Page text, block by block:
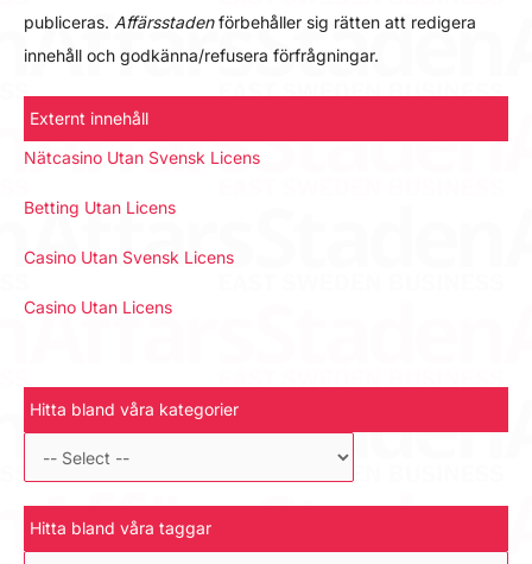
publiceras. Affärsstadenförbehåller sig rätten att redigera
innehåll och godkänna/refusera förfrågningar.
Externt innehåll
Nätcasino Utan Svensk Licens
Betting Utan Licens
Casino Utan Svensk Licens
Casino Utan Licens
Hitta bland våra kategorier
Hitta bland våra taggar